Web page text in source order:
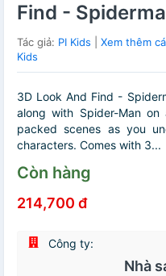
Find -
Tác giả: PI Kids
Xem thêm
Kids
3D Look And Find -
along with Spider-Man
packed scenes as you
characters. Comes with 3...
Còn hàng
214,700 đ
Công ty:
Nhà